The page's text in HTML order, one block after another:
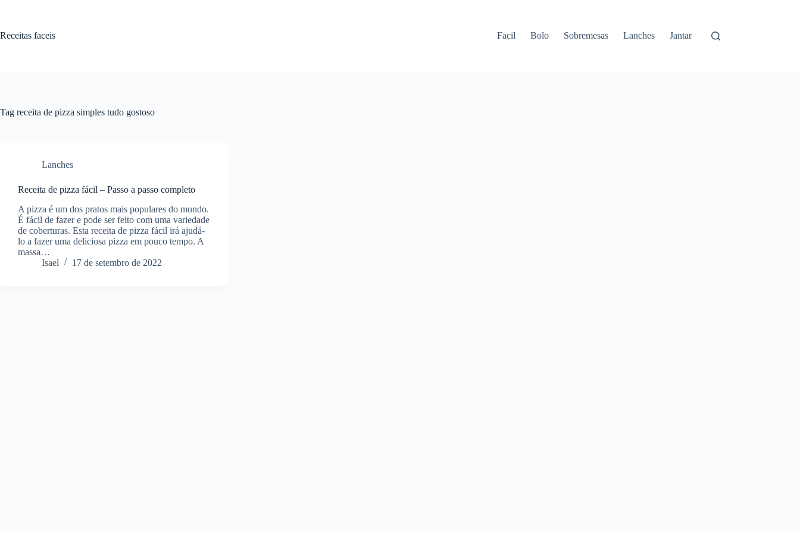
conteúdo
Receitas faceis Facil Bolo Sobremesas Lanches Jantar
Tag receita de pizza simples tudo gostoso
Lanches
Receita de pizza fácil – Passo a passo completo
A pizza é um dos pratos mais populares do mundo.
É fácil de fazer e pode ser feito com uma variedade
de coberturas. Esta receita de pizza fácil irá ajudá-
lo a fazer uma deliciosa pizza em pouco tempo. A
massa…
Isael
17 de setembro de 2022